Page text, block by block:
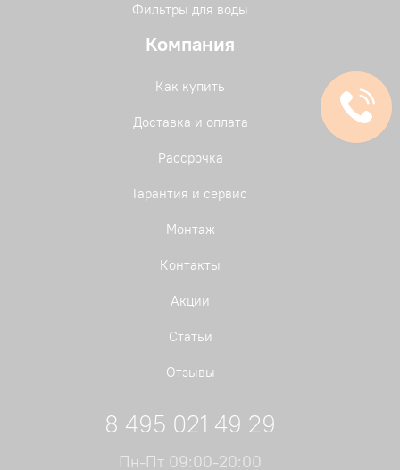
Фильтры для воды
Компания
Как купить
Доставка и оплата
Рассрочка
Гарантия и сервис
Монтаж
Контакты
Акции
Статьи
Отзывы
8 495 021 49 29
Пн-Пт 09:00-20:00